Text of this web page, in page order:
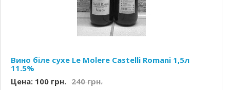
Вино біле сухе Le Molere Castelli Romani 1,5л
11.5%
Цена: 100 грн. 240 грн.